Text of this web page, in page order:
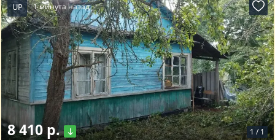
UP 1 минута назад
1 / 1
8 410 р.